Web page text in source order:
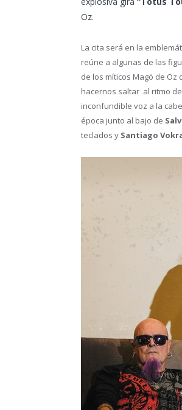
Oz.
La cita será en la
reúne a algunas de las
de los míticos Magö de
hacernos saltar al ritmo
inconfundible voz a la
época junto al bajo de
teclados y Santiago